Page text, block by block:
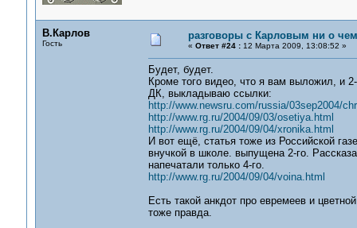
В.Карлов
Гость
разговоры с Карловым ни о
« Ответ #24 :12 Марта 2009, 13:08:52 »
Будет, будет.
Кроме того видео, что я вам выложил, и
ДК, выкладываю ссылки:
http://www.newsru.com/russia/03sep2004/
http://www.rg.ru/2004/09/03/osetiya.html
http://www.rg.ru/2004/09/04/xronika.html
И вот ещё, статья тоже из Российской
внучкой в школе. выпущена 2-го.
напечатали только 4-го.
http://www.rg.ru/2004/09/04/voina.html
Есть такой анкдот про евремеев и
тоже правда.